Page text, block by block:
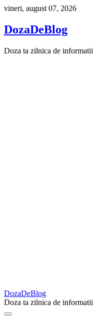
Skip
content
vineri, august 07, 2026
DozaDeBlog
Doza ta zilnica de
DozaDeBlog
Doza ta zilnica de